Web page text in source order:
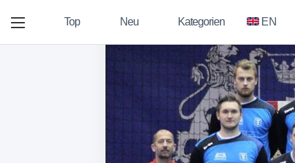
Top Neu Kategorien EN